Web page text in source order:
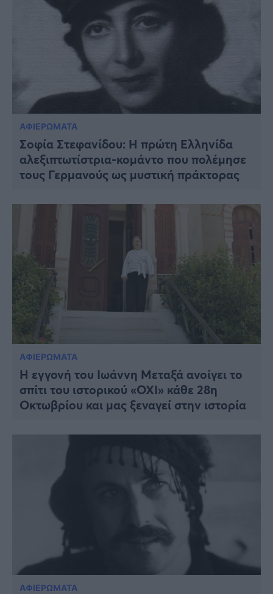
ΑΦΙΕΡΩΜΑΤΑ
Σοφία Στεφανίδου: Η πρώτη Ελληνίδα
αλεξιπτωτίστρια-κομάντο που πολέμησε
τους Γερμανούς ως μυστική πράκτορας
ΑΦΙΕΡΩΜΑΤΑ
Η εγγονή του Ιωάννη Μεταξά ανοίγει το
σπίτι του ιστορικού «ΟΧΙ» κάθε 28η
Οκτωβρίου και μας ξεναγεί στην ιστορία
ΑΦΙΕΡΩΜΑΤΑ